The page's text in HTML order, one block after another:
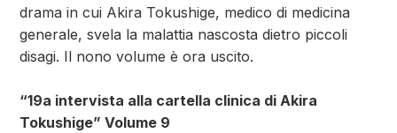
drama in cui Akira Tokushige, medico di medicina
generale, svela la malattia nascosta dietro piccoli
disagi. Il nono volume è ora uscito.
“19a intervista alla cartella clinica di Akira
Tokushige” Volume 9